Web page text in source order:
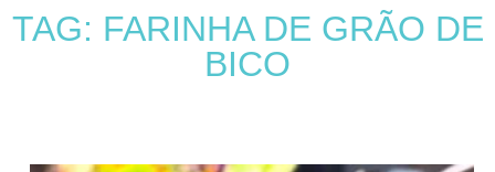
TAG: FARINHA DE GRÃO DE
BICO